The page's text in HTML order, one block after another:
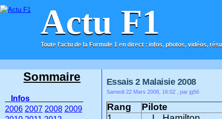
Actu F1
Toute l'actu de la Formule 1 en direct : infos, photos, vidéos,
ACCUEIL CONTACT
Essais 2 Malaisie 2008
Samedi 22 Mars 2008, 16:02 , par jg56
Rang
Pilote
Sommaire
Infos
2006 2007 2008 2009